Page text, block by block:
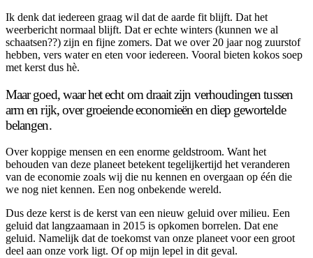
Ik denk dat iedereen graag wil dat de aarde fit blijft. Dat het
weerbericht normaal blijft. Dat er echte winters (kunnen we al
schaatsen??) zijn en fijne zomers. Dat we over 20 jaar nog zuurstof
hebben, vers water en eten voor iedereen. Vooral bieten kokos soep
met kerst dus hè.
Maar goed, waar het echt om draait zijn verhoudingen tussen
arm en rijk, over groeiende economieën en diep gewortelde
belangen.
Over koppige mensen en een enorme geldstroom. Want het
behouden van deze planeet betekent tegelijkertijd het veranderen
van de economie zoals wij die nu kennen en overgaan op één die
we nog niet kennen. Een nog onbekende wereld.
Dus deze kerst is de kerst van een nieuw geluid over milieu. Een
geluid dat langzaamaan in 2015 is opkomen borrelen. Dat ene
geluid. Namelijk dat de toekomst van onze planeet voor een groot
deel aan onze vork ligt. Of op mijn lepel in dit geval.